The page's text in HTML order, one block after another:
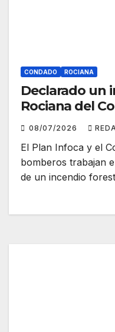
CONDADO ROCIANA
Declarado un
Rociana del
08/07/2026
El Plan Infoca y el
bomberos trabajan
de un incendio